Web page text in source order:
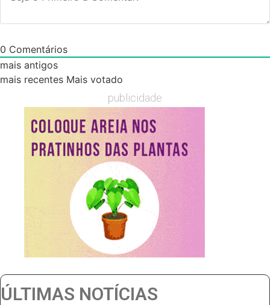
0 Comentários
mais antigos
mais recentes Mais votado
publicidade
ÚLTIMAS NOTÍCIAS